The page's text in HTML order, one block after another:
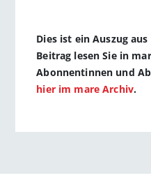
Dies ist ein Auszug
Beitrag lesen Sie in
Abonnentinnen und
hier im mare Archiv.